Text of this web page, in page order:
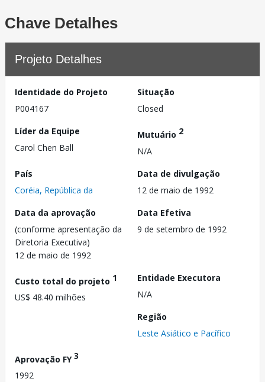
Chave Detalhes
Projeto Detalhes
Identidade do Projeto
P004167
Situação
Closed
Líder da Equipe
Carol Chen Ball
Mutuário 2
N/A
País
Coréia, República da
Data de divulgação
12 de maio de 1992
Data da aprovação
(conforme apresentação da
Diretoria Executiva)
12 de maio de 1992
Data Efetiva
9 de setembro de 1992
Custo total do projeto 1
US$ 48.40 milhões
Entidade Executora
N/A
Região
Leste Asiático e Pacífico
Aprovação FY3
1992